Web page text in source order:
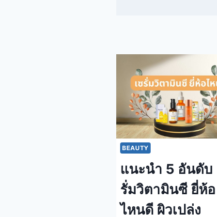
BEAUTY
แนะนำ 5 อันดับ
รั่มวิตามินซี ยี่ห้อ
ไหนดี ผิวเปล่ง